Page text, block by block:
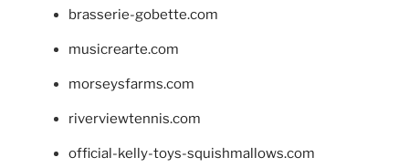
brasserie-gobette.com
musicrearte.com
morseysfarms.com
riverviewtennis.com
official-kelly-toys-squishmallows.com